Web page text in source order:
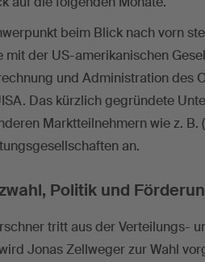
beim Blick nach vorn
mit der US-amerikanischen
und Administration des
Das kürzlich gegründete
Marktteilnehmern wie z.
an.
Politik und
tritt aus der Verteilungs-
Jonas Zellweger zur Wahl